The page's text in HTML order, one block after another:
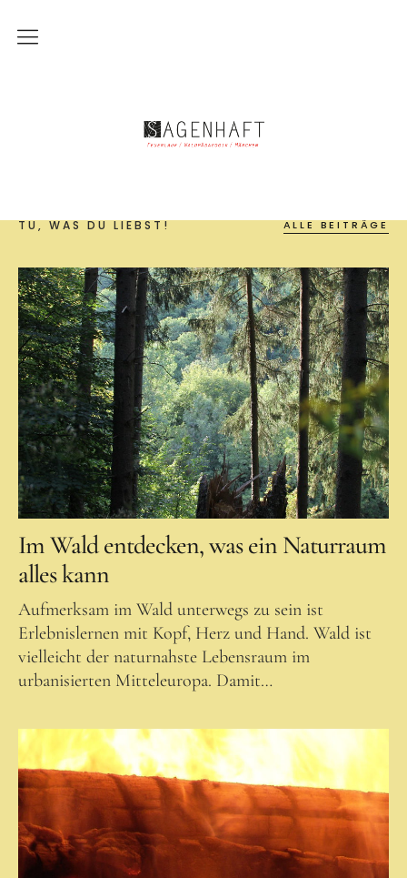
Märchen
Alles hat seinen Preis
Der Erzähler
Feuerlauf
Feuerlauf
Faszination und Wirkung
Feuerlauf-Seminar
Angebot und Preise
Teilnehmende
Feuerlauftrainer – Über mich
Waldpädagogik
Erlebnis-Bildungsraum Wald
Bedürfnisse und Zielgruppen
Programme
für Kinder
für SchülerInnen
für Erwachsene
Über mich als Waldpädagogen
TU, WAS DU LIEBST! ALLE BEITRÄGE
Im Wald entdecken, was ein Naturraum
alles kann
Aufmerksam im Wald unterwegs zu sein ist
Erlebnislernen mit Kopf, Herz und Hand. Wald ist
vielleicht der naturnahste Lebensraum im
urbanisierten Mitteleuropa. Damit…